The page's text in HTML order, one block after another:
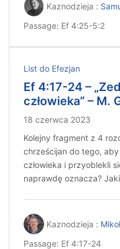
Kaznodzieja :
Passage: Ef 4:25-5:2
List do Efezjan
Ef 4:17-24 –
człowieka” – M.
18 czerwca 2023
Kolejny fragment z 4
chrześcijan do tego,
człowieka i przyoblekli
naprawdę oznacza?
Kaznodzieja :
Passage: Ef 4:17-24